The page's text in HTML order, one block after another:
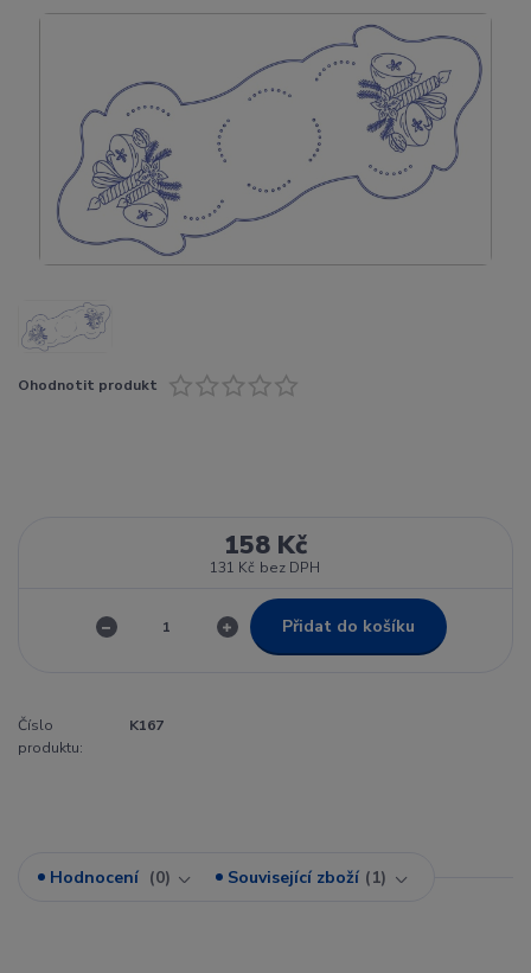
Ohodnotit produkt
158 Kč
131 Kč bez DPH
Přidat do košíku
Číslo
produktu:
K167
Hodnocení 0 Související zboží 1